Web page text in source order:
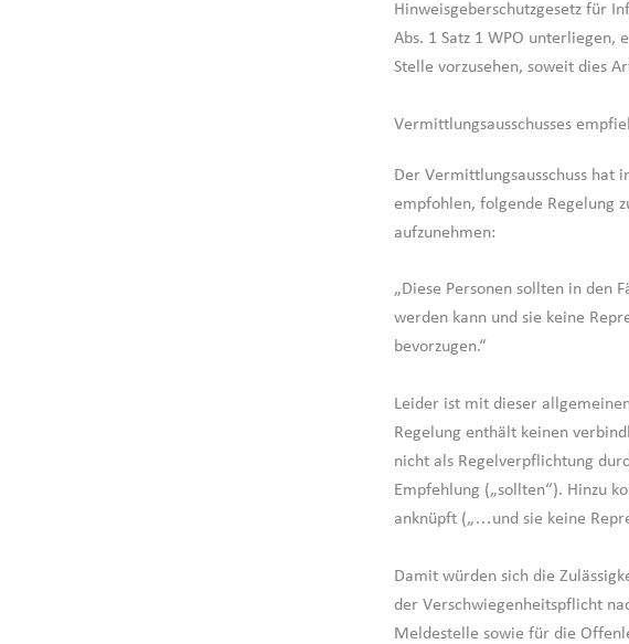
Hinweisgeberschutzgesetz für
Abs. 1 Satz 1 WPO
Stelle vorzusehen, soweit dies
Vermittlungsausschusses
Der Vermittlungsausschuss hat
empfohlen, folgende Regelung
aufzunehmen:
„Diese Personen sollten in den
werden kann und sie keine
bevorzugen.“
Leider ist mit dieser
Regelung enthält keinen
nicht als Regelverpflichtung
Empfehlung („sollten“). Hinzu
anknüpft („…und sie keine
Damit würden sich die
der Verschwiegenheitspflicht
Meldestelle sowie für die